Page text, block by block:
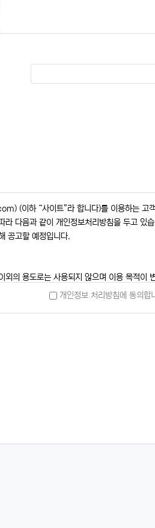
(이하 “사이트”라 합니다)를 이용하는 고
다음과 같이 개인정보처리방침을 두고 있
공고할 예정입니다.
의 용도로는 사용되지 않으며 이용 목적이
개인정보 처리방침에 동의합